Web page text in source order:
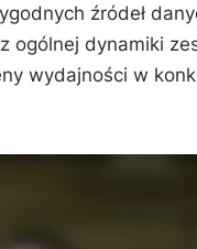
źródeł
dynamiki
wydajności w